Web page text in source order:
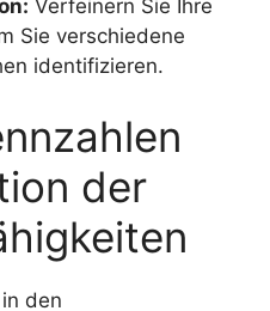
Verfeinern Sie Ihre
Sie verschiedene
identifizieren.
der
den